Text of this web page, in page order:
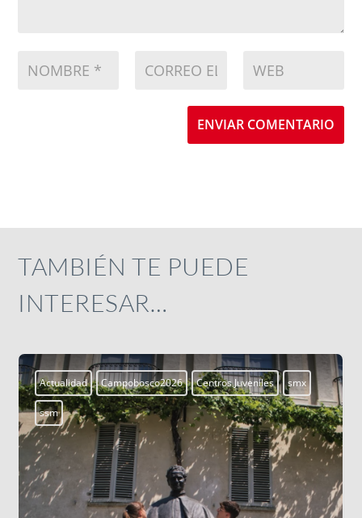
ENVIAR COMENTARIO
TAMBIÉN TE PUEDE
INTERESAR…
Aprendiendo a vivir Blogs